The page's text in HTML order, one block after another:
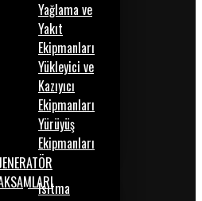
Yağlama ve
Yakıt
Ekipmanları
Yükleyici ve
Kazıyıcı
Ekipmanları
Yürüyüş
Ekipmanları
Isıtma